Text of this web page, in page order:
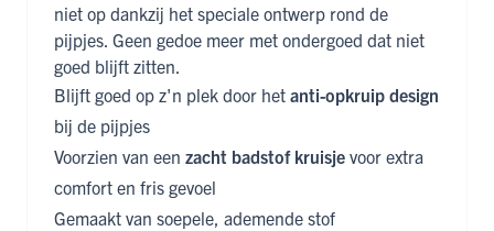
niet op dankzij het speciale ontwerp rond de
pijpjes. Geen gedoe meer met ondergoed dat niet
goed blijft zitten.
Blijft goed op z'n plek door het anti-opkruip design
bij de pijpjes
Voorzien van een zacht badstof kruisje voor extra
comfort en fris gevoel
Gemaakt van soepele, ademende stof